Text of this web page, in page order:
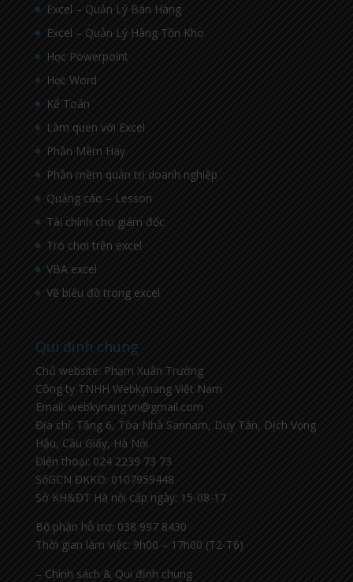
Excel – Quản Lý Bán Hàng
Excel – Quản Lý Hàng Tồn Kho
Học Powerpoint
Học Word
Kế Toán
Làm quen với Excel
Phần Mềm Hay
Phần mềm quản trị doanh nghiệp
Quảng cáo – Lesson
Tài chính cho giám đốc
Trò chơi trên excel
VBA excel
Vẽ biểu đồ trong excel
Qui định chung
Chủ website: Phạm Xuân Trường
Công ty TNHH Webkynang Việt Nam
Email: webkynang.vn@gmail.com
Địa chỉ: Tầng 6, Tòa Nhà Sannam, Duy Tân, Dịch Vọng
Hậu, Cầu Giấy, Hà Nội
Điện thoại: 024 2239 73 73
SốGCN ĐKKD: 0107959448
Sở KH&ĐT Hà nội cấp ngày: 15-08-17
Bộ phận hỗ trợ: 038 997 8430
Thời gian làm việc: 9h00 – 17h00 (T2-T6)
– Chính sách & Qui định chung